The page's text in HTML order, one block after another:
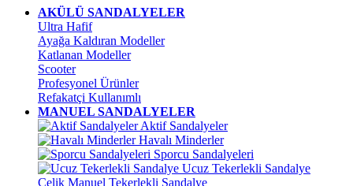
AKÜLÜ SANDALYELER
Ultra Hafif
Ayağa Kaldıran Modeller
Katlanan Modeller
Scooter
Profesyonel Ürünler
Refakatçi Kullanımlı
MANUEL SANDALYELER
Aktif Sandalyeler
Havalı Minderler
Sporcu Sandalyeleri
Ucuz Tekerlekli Sandalye
Çelik Manuel Tekerlekli Sandalye